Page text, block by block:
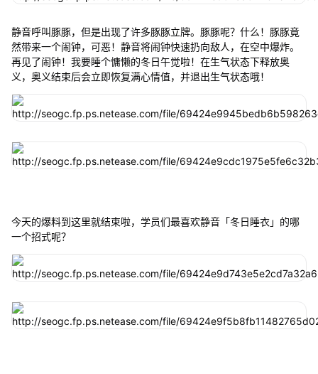
静音呼叫豚豚，但是出现了许多豚豚立牌。豚豚呢？什么！豚豚竟
然带来一个闹钟，可恶！静音将闹钟快速扔向敌人，在空中爆炸。
再见了闹钟！我要睡个慵懒的冬日午觉啦！在生气状态下释放奥
义，奥义结束后会立即恢复满心情值，并退出生气状态哦！
今天的爆料到这里就结束啦，学员们最喜欢静音「冬日睡衣」的哪
一个招式呢？